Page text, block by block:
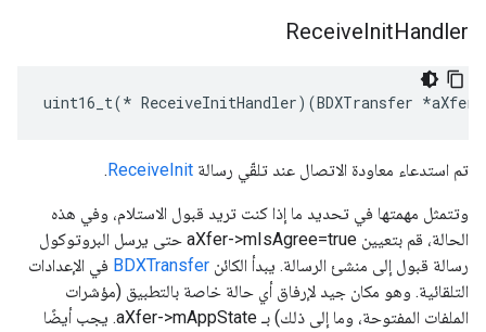
ReceiveInitHandler
uint16_t(* ReceiveInitHandler)(BDXTransfer
تم استدعاء معاودة الاتصال عند تلقّي رسالة ReceiveInit
.
وتتمثل مهمتها في تحديد ما إذا كنت تريد قبول الاستلام، وفي هذه
الحالة، قم بتعيين aXfer->mIsAgree=true حتى يرسل البروتوكول
رسالة قبول إلى منشئ الرسالة. يبدأ الكائن BDXTransfer في الإعدادات
التلقائية. وهو مكان جيد لإرفاق أي حالة خاصة بالتطبيق (مؤشرات
الملفات المفتوحة، وما إلى ذلك) بـ aXfer->mAppState. يجب أيضًا